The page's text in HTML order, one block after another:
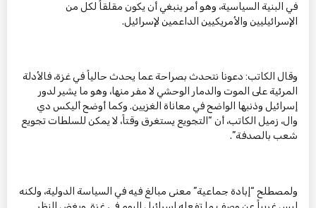
في البنية السياسية، وهو أمر ينبغي أن يكون مقلقاً لكل من
الإسرائيليين والأمريكيين الداعمين لإسرائيل.
وقال الكاتب: دعونا نتحدث بصراحة عما يحدث حالياً في غزة، فالأدلة
المرئية على الموت والدمار الوحشي لا مفر منها، وهو ما يشير لدور
إسرائيل وذنبها الواضح في معاناة الغزيين. وكما أوضح أليكس دي
وال، زميل الكاتب، أن “التجويع يستغرق وقتاً، لا يمكن للسلطات تجويع
شعب بالصدفة”.
ولمصطلح “إبادة جماعية” معنى مبالغ فيه في السياسة الدولية، ولكنه